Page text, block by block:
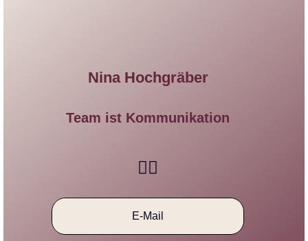
Nina Hochgräber
Team ist Kommunikation​
E-Mail